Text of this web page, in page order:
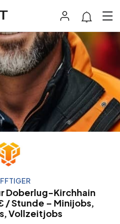
Doberlug-Kirchhain
/ Stunde – Minijobs,
Vollzeitjobs